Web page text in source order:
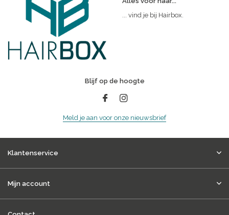
... vind je bij Hairbox.
Blijf op de hoogte
Meld je aan voor onze nieuwsbrief
Klantenservice
Mijn account